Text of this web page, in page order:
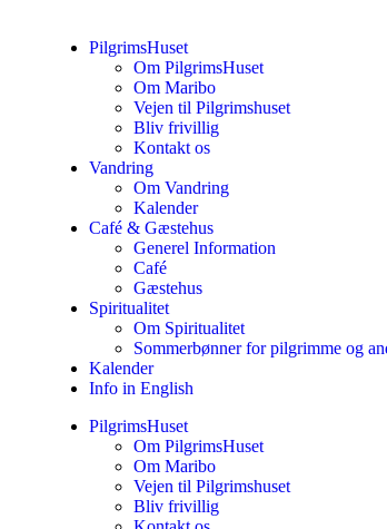
PilgrimsHuset
Om PilgrimsHuset
Om Maribo
Vejen til Pilgrimshuset
Bliv frivillig
Kontakt os
Vandring
Om Vandring
Kalender
Café & Gæstehus
Generel Information
Café
Gæstehus
Spiritualitet
Om Spiritualitet
Sommerbønner for pilgrimme og
Kalender
Info in English
PilgrimsHuset
Om PilgrimsHuset
Om Maribo
Vejen til Pilgrimshuset
Bliv frivillig